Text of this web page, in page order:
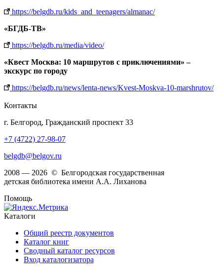
https://belgdb.ru/kids_and_teenagers/almanac/
«БГДБ-ТВ»
https://belgdb.ru/media/video/
«Квест Москва: 10 маршрутов с приключениями» –
экскурс по городу
https://belgdb.ru/news/lenta-news/Kvest-Moskva-10-marshrutov/
Контакты
г. Белгород, Гражданский проспект 33
+7 (4722) 27-98-07
belgdb@belgov.ru
2008 — 2026 © Белгородская государственная
детская библиотека имени А.А. Лиханова
Помощь
Каталоги
Общий реестр документов
Каталог книг
Сводный каталог ресурсов
Вход каталогизатора